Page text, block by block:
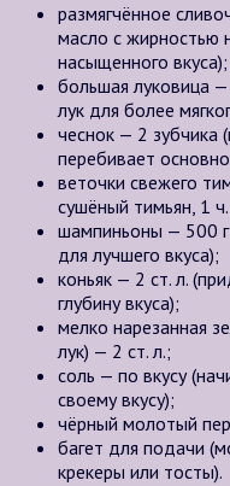
размягчённое
масло с жирностью
насыщенного вкуса);
большая луковица
лук для более
чеснок — 2 зубчика
перебивает
веточки свежего
сушёный тимьян, 1 ч.
шампиньоны — 500 г
для лучшего вкуса);
коньяк — 2 ст. л.
глубину вкуса);
мелко нарезанная
лук) — 2 ст. л.;
соль — по вкусу
своему вкусу);
чёрный молотый
багет для подачи
крекеры или тосты).